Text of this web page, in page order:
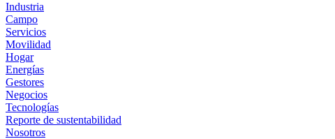
Industria
Campo
Servicios
Movilidad
Hogar
Energías
Gestores
Negocios
Tecnologías
Reporte de sustentabilidad
Nosotros